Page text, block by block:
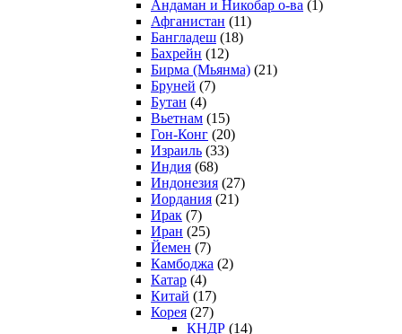
Андаман и Никобар о-ва (1)
Афганистан (11)
Бангладеш (18)
Бахрейн (12)
Бирма (Мьянма) (21)
Бруней (7)
Бутан (4)
Вьетнам (15)
Гон-Конг (20)
Израиль (33)
Индия (68)
Индонезия (27)
Иордания (21)
Ирак (7)
Иран (25)
Йемен (7)
Камбоджа (2)
Катар (4)
Китай (17)
Корея (27)
КНДР (14)